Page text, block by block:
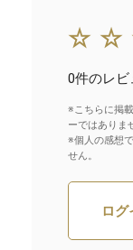
0件のレビ
※こちらに掲
ーではありま
※個人の感想
せん。
ログ